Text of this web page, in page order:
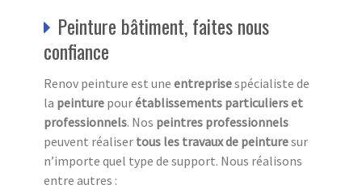
Peinture bâtiment, faites nous
confiance
Renov peinture est une entreprisespécialiste de
la peinture pourétablissements particuliers et
professionnels. Nos peintres professionnels
peuvent réaliser tous les travaux de peinturesur
n’importe quel type de support. Nous réalisons
entre autres :